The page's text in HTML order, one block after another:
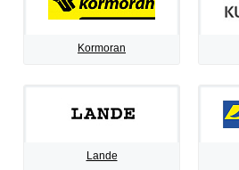
Kormoran
Lande